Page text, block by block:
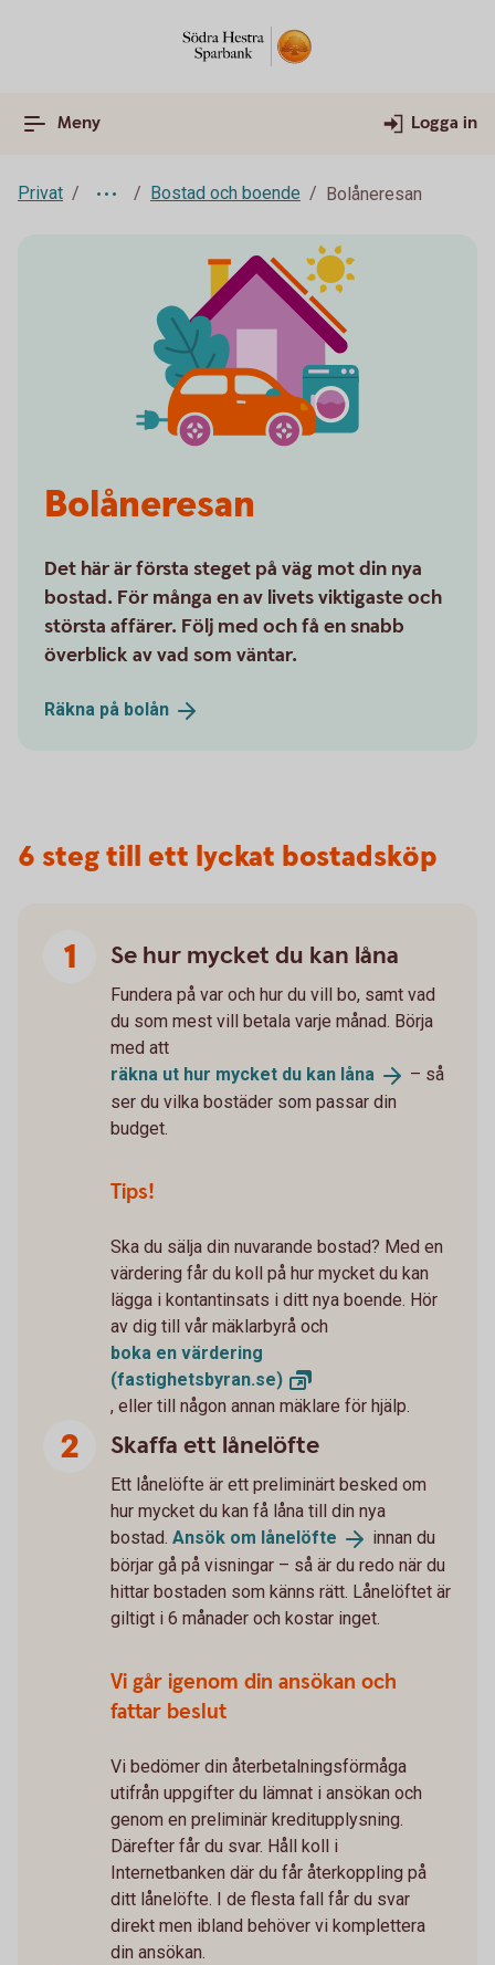
Meny Logga in
Privat Bostad och boende Bolåneresan
Bolåneresan
Det här är första steget på väg mot din nya
bostad. För många en av livets viktigaste och
största affärer. Följ med och få en snabb
överblick av vad som väntar.
Räkna på bolån
6 steg till ett lyckat bostadsköp
Se hur mycket du kan låna
Fundera på var och hur du vill bo, samt vad
du som mest vill betala varje månad. Börja
med att
räkna ut hur mycket du kan låna
– så
ser du vilka bostäder som passar din
budget.
Tips!
Ska du sälja din nuvarande bostad? Med en
värdering får du koll på hur mycket du kan
lägga i kontantinsats i ditt nya boende. Hör
av dig till vår mäklarbyrå och
boka en värdering
(fastighetsbyran.se)
, eller till någon annan mäklare för hjälp.
Skaffa ett lånelöfte
Ett lånelöfte är ett preliminärt besked om
hur mycket du kan få låna till din nya
bostad. Ansök om lånelöfte
innan du
börjar gå på visningar – så är du redo när du
hittar bostaden som känns rätt. Lånelöftet är
giltigt i 6 månader och kostar inget.
Vi går igenom din ansökan och
fattar beslut
Vi bedömer din återbetalningsförmåga
utifrån uppgifter du lämnat i ansökan och
genom en preliminär kreditupplysning.
Därefter får du svar. Håll koll i
Internetbanken där du får återkoppling på
ditt lånelöfte. I de flesta fall får du svar
direkt men ibland behöver vi komplettera
din ansökan.